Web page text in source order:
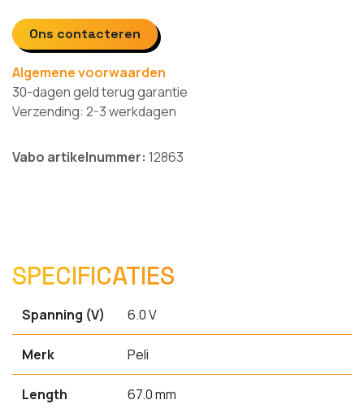
Ons contacteren
Algemene voorwaarden
30-dagen geld terug garantie
Verzending: 2-3 werkdagen
Vabo artikelnummer: 12863
SPECIFICATIES
Spanning (V) 6.0 V
Merk Peli
Length 67.0 mm